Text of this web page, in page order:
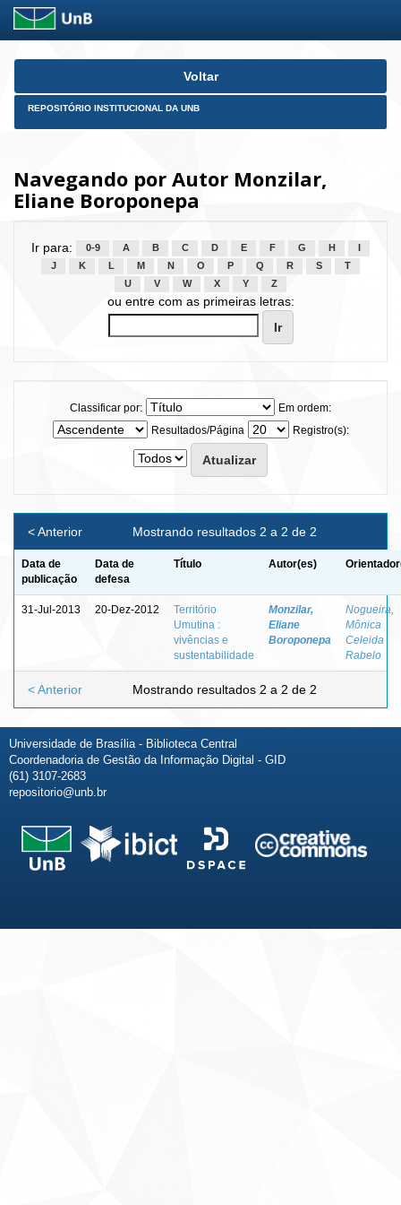
Skip
Voltar
REPOSITÓRIO INSTITUCIONAL DA UNB
Navegando por Autor Monzilar,
Eliane Boroponepa
Ir para: 0-9 A B C D E F G H
J
K L M N O P Q R S
T
U
V W X Y Z
ou entre com as primeiras letras:
Classificar por:
Em ordem:
Resultados/Página
Registro(s):
Mostrando resultados 2 a 2 de 2
< Anterior
Data de
publicação
Data de
defesa
Título Autor(es)
31-Jul-2013 20-Dez-2012
Território
Umutina :
vivências e
sustentabilidade
Monzilar,
Eliane
Boroponepa
Nogueira,
Mônica
Celeida
Rabelo
Mostrando resultados 2 a 2 de 2
< Anterior
Universidade de Brasília - Biblioteca Central
Coordenadoria de Gestão da Informação Digital - GID
(61) 3107-2683
repositorio@unb.br